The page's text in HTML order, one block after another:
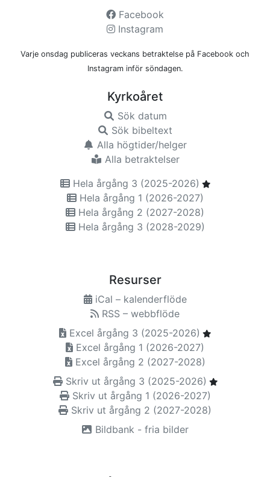
Facebook
Instagram
Varje onsdag publiceras veckans betraktelse på Facebook och
Instagram inför söndagen.
Kyrkoåret
Sök datum
Sök bibeltext
Alla högtider/helger
Alla betraktelser
Hela årgång 3 (2025-2026)
Hela årgång 1 (2026-2027)
Hela årgång 2 (2027-2028)
Hela årgång 3 (2028-2029)
Resurser
iCal – kalenderflöde
RSS – webbflöde
Excel årgång 3 (2025-2026)
Excel årgång 1 (2026-2027)
Excel årgång 2 (2027-2028)
Skriv ut årgång 3 (2025-2026)
Skriv ut årgång 1 (2026-2027)
Skriv ut årgång 2 (2027-2028)
Bildbank - fria bilder